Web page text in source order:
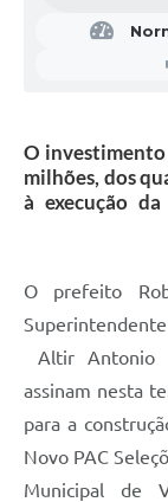
O investimento
milhões, dos
à execução
O prefeito
Altir Antonio
assinam nesta
para a
Novo PAC
Municipal de